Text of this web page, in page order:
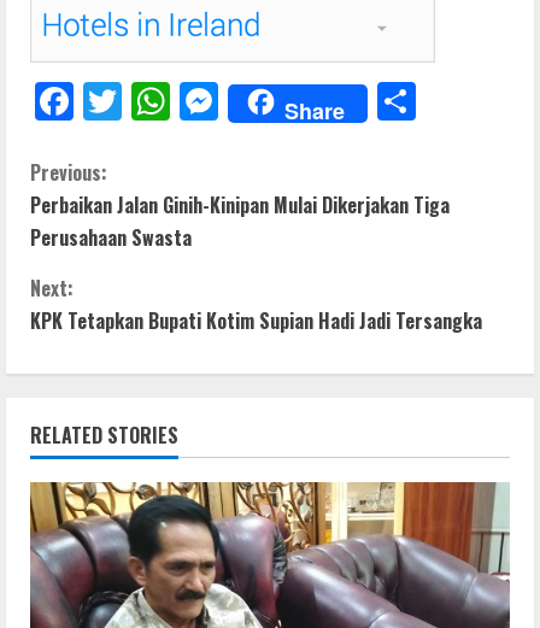
F
e
b
o
k
T
er
W
s
A
p
M
e
e
er
Share
e
C
o
n
t
i
n
u
e
R
Previous:
Perbaikan Jalan Ginih-Kinipan Mulai Dikerjakan Tiga
Perusahaan Swasta
Next:
KPK Tetapkan Bupati Kotim Supian Hadi Jadi Tersangka
RELATED STORIES